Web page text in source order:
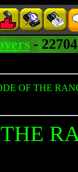
-
OF THE